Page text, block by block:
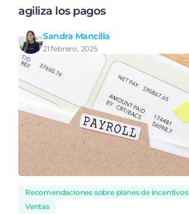
agiliza los pagos
Sandra Mancilla
21 febrero, 2025
Recomendaciones sobre planes de incentivos
Ventas